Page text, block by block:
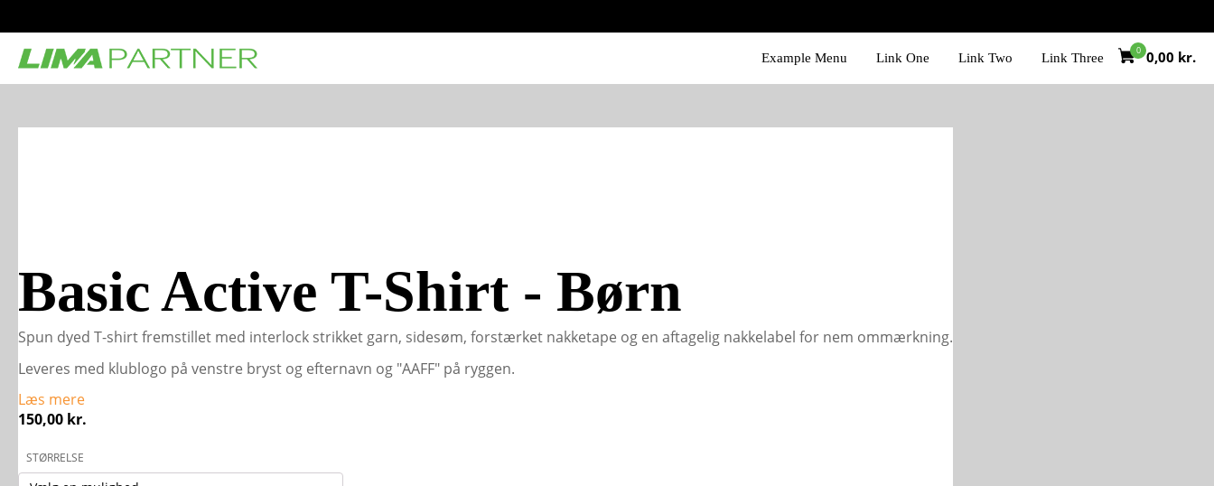
Example Menu Link One Link Two Link Three 0,00 kr.
Basic Active T-Shirt - Børn
Spun dyed T-shirt fremstillet med interlock strikket garn, sidesøm, forstærket nakketape og en aftagelig nakkelabel for nem ommærkning.
Leveres med klublogo på venstre bryst og efternavn og "AAFF" på ryggen.
Læs mere
150,00 kr.
STØRRELSE